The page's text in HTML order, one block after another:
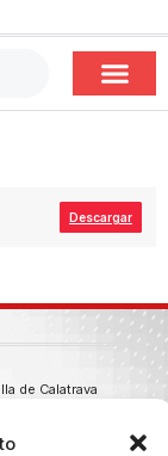
Descargar
de Calatrava